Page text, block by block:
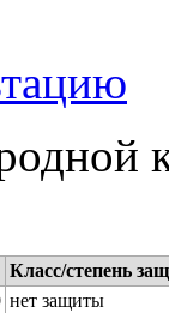
Класс/степень
нет защиты